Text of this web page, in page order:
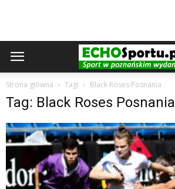
Strona główna Tagi Black Roses Posnania
Tag: Black Roses Posnania